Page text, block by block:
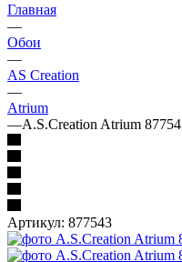
Главная
—
Обои
—
AS Creation
—
Atrium
—A.S.Creation Atrium
Артикул: 877543